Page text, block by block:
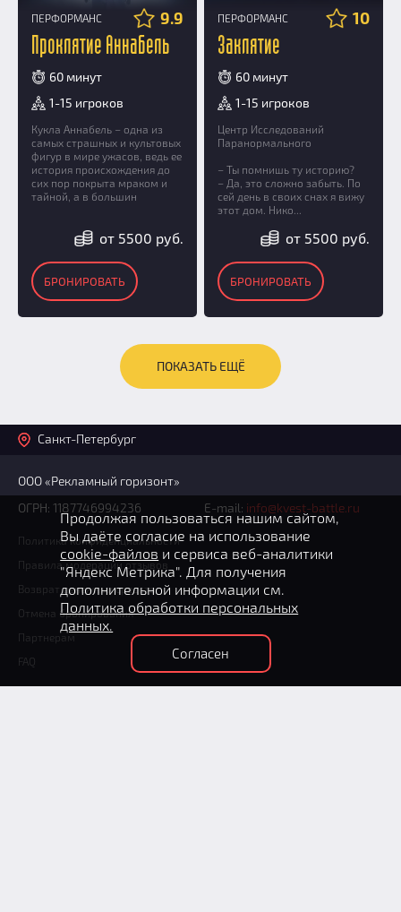
ПЕРФОРМАНС 9.9
Проклятие Аннабель
60 минут
1-15 игроков
Кукла Аннабель – одна из
самых страшных и культовых
фигур в мире ужасов, ведь ее
история происхождения до
сих пор покрыта мраком и
тайной, а в большин
от 5500 руб.
БРОНИРОВАТЬ
ПЕРФОРМАНС 10
Заклятие
60 минут
1-15 игроков
Центр Исследований
Паранормального
– Ты помнишь ту историю?
– Да, это сложно забыть. По
сей день в своих снах я вижу
этот дом. Нико...
от 5500 руб.
БРОНИРОВАТЬ
ПОКАЗАТЬ ЕЩЁ
Санкт-Петербург
ООО «Рекламный горизонт»
ОГРН: 1187746994236
E-mail: info@kvest-battle.ru
Политика конфиденциальности
Правила модерации отзывов
Возврат денежных средств
Отмена бронирования
Партнерам
FAQ
Продолжая пользоваться нашим сайтом,
Вы даёте согласие на использование
cookie-файлов и сервиса веб-аналитики
"Яндекс Метрика". Для получения
дополнительной информации см.
Политика обработки персональных
данных.
Согласен